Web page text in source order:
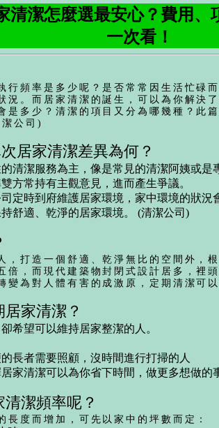
清潔怎麼選最安心？費用、
一次看！
行頻率是多少呢？是否常常因生活忙碌
況。而居家清潔的誕生，可以為你解決
是多少？清潔的項目又分為哪幾種？此
潔公司)
居家清潔差異為何？
的清潔服務為主，像是常見的清潔阿姨或
方常持有主觀意見，進而產生爭議。
定時到府維護居家環境，家中環境的狀況
舒適、乾淨的居家環境。 (清潔公司 )
，打造一個舒適、乾淨無比的空間外，
倍，而現代建築物封閉式設計居多，裡
變為對人體有害的成激原，定期清潔可
家清潔？
希望可以維持居家整潔的人。
長者需要照顧，沒時間進行打掃的人
家清潔可以為你省下時間，做更多想做的
潔頻率呢？
長度而增加，可先以家中的坪數而定：